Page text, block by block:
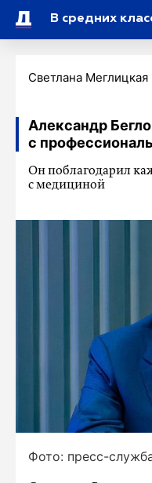
Светлана Меглицкая
Александр
с
Он поблагодарил
с медициной
Фото: пресс-